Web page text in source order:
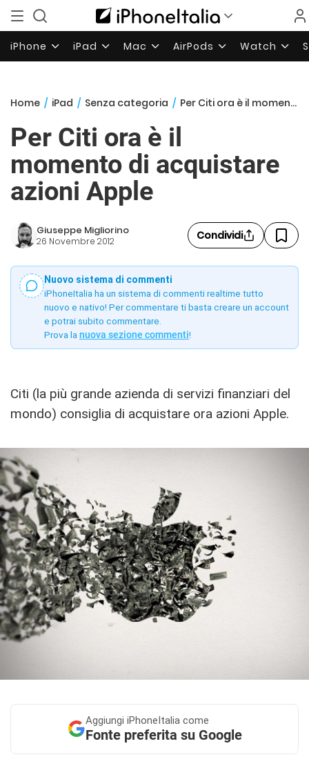
iPhone iPad Mac AirPods Watch
Home / iPad / Senza categoria / Per Citi ora è il momento di acquistare azioni Apple
Per Citi ora è il
momento di acquistare
azioni Apple
Giuseppe Migliorino
26 Novembre 2012 Condividi
Nuovo sistema di commenti
iPhoneItalia ha un sistema di commenti realtime tutto
nuovo e nativo! Per commentare ti basta creare un account
e potrai subito commentare.
Prova la nuova sezione commenti!
Citi (la più grande azienda di servizi finanziari del
mondo) consiglia di acquistare ora azioni Apple.
Aggiungi iPhoneItalia come
Fonte preferita su Google